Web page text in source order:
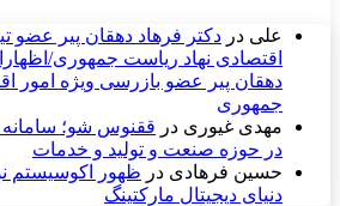
علی در دکتر فرهاد دهقان پیر عضو
اقتصادی نهاد رياست جمهوری/
دهقان پیر عضو بازرسی ویژه امور
جمهوری
مهدی غیوری در ققنوس شو؛
در حوزه صنعت و تولید و خدمات
حسین فرهادی در ظهور اکوسیستم
دنیای دیجیتال مارکتینگ